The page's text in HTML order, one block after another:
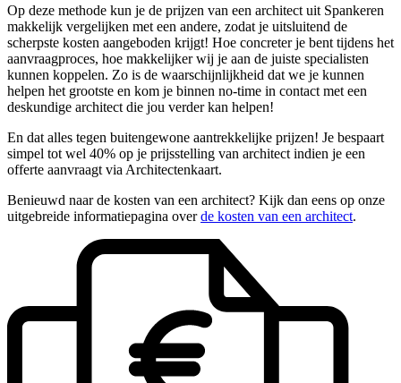
Op deze methode kun je de prijzen van een architect uit Spankeren
makkelijk vergelijken met een andere, zodat je uitsluitend de
scherpste kosten aangeboden krijgt! Hoe concreter je bent tijdens het
aanvraagproces, hoe makkelijker wij je aan de juiste specialisten
kunnen koppelen. Zo is de waarschijnlijkheid dat we je kunnen
helpen het grootste en kom je binnen no-time in contact met een
deskundige architect die jou verder kan helpen!
En dat alles tegen buitengewone aantrekkelijke prijzen! Je bespaart
simpel tot wel 40% op je prijsstelling van architect indien je een
offerte aanvraagt via Architectenkaart.
Benieuwd naar de kosten van een architect? Kijk dan eens op onze
uitgebreide informatiepagina overde kosten van een architect.